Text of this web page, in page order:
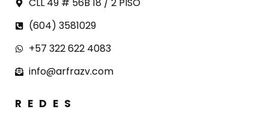
(604) 3581029
+57 322 622 4083
info@arfrazv.com
REDES